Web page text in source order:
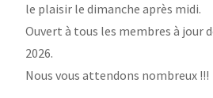
le plaisir le dimanche après midi.
Ouvert à tous les membres à jour
2026.
Nous vous attendons nombreux !!!